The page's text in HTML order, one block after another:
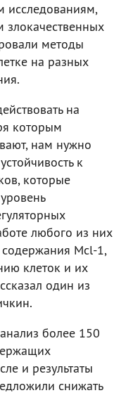
исследованиям,
злокачественных
методы
на разных
на
которым
нам нужно
к
которые
любого из них
Mcl-1,
клеток и их
один из
более 150
и результаты
снижать